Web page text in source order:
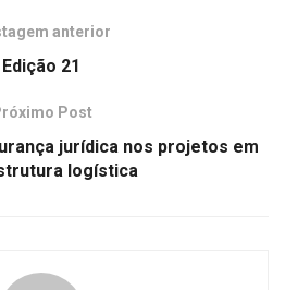
anterior
Edição 21
Post
jurídica nos projetos em
logística